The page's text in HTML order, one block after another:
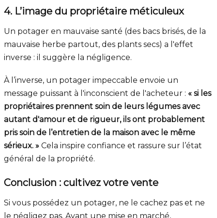
4. L’image du propriétaire méticuleux
Un potager en mauvaise santé (des bacs brisés, de la
mauvaise herbe partout, des plants secs) a l'effet
inverse : il suggère la négligence.
À l’inverse, un potager impeccable envoie un
message puissant à l'inconscient de l'acheteur : « si les
propriétaires prennent soin de leurs légumes avec
autant d'amour et de rigueur, ils ont probablement
pris soin de l’entretien de la maison avec le même
sérieux. » Cela inspire confiance et rassure sur l’état
général de la propriété.
Conclusion : cultivez votre vente
Si vous possédez un potager, ne le cachez pas et ne
le négligez pas. Avant une mise en marché,